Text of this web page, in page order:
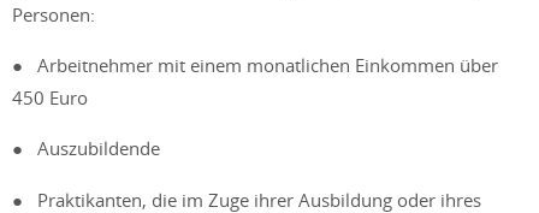
Personen:
● Arbeitnehmer mit einem monatlichen Einkommen über
450 Euro
● Auszubildende
● Praktikanten, die im Zuge ihrer Ausbildung oder ihres